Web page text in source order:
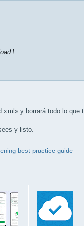
\
y borrará todo lo que
y listo.
best-practice-guide